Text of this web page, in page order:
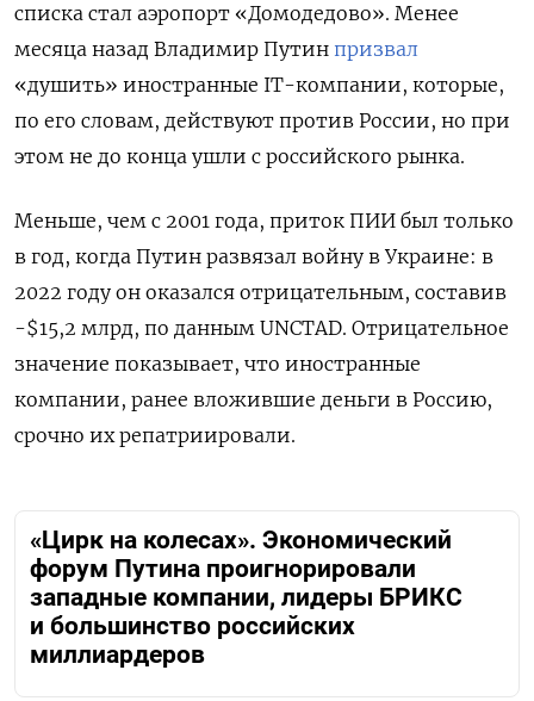
списка стал аэропорт «Домодедово». Менее
месяца назад Владимир Путин призвал
«душить» иностранные IT-компании, которые,
по его словам, действуют против России, но при
этом не до конца ушли с российского рынка.
Меньше, чем с 2001 года, приток ПИИ был только
в год, когда Путин развязал войну в Украине: в
2022 году он оказался отрицательным, составив
-$15,2 млрд, по данным UNCTAD. Отрицательное
значение показывает, что иностранные
компании, ранее вложившие деньги в Россию,
срочно их репатриировали.
«Цирк на колесах». Экономический
форум Путина проигнорировали
западные компании, лидеры БРИКС
и большинство российских
миллиардеров